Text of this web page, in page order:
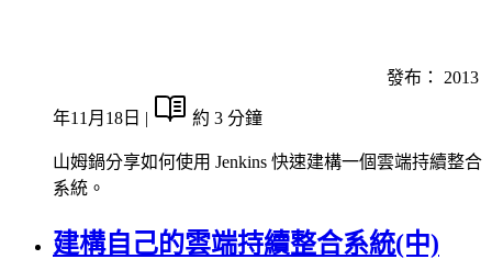
發布： 2013
年11月18日 | 約 3 分鐘
山姆鍋分享如何使用 Jenkins 快速建構一個雲端持續整合
系統。
建構自己的雲端持續整合系統(中)